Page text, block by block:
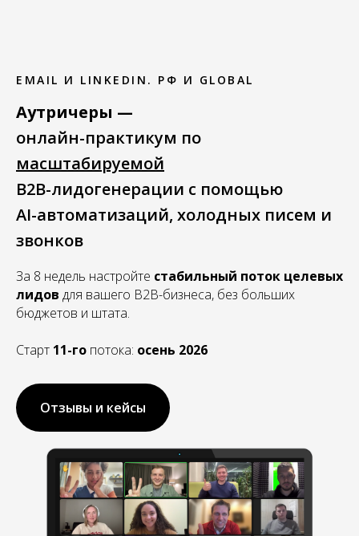
EMAIL И LINKEDIN. РФ И GLOBAL
Аутричеры —
онлайн-практикум по
масштабируемой
B2B-лидогенерации с помощью
AI-автоматизаций, холодных писем и
звонков
За 8 недель настройте стабильный поток целевых
лидов для вашего B2B-бизнеса, без больших
бюджетов и штата.
Старт 11-го потока: осень 2026
Отзывы и кейсы